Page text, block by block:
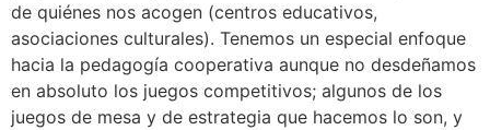
de quiénes nos acogen (centros educativos,
asociaciones culturales). Tenemos un especial enfoque
hacia la pedagogía cooperativa aunque no desdeñamos
en absoluto los juegos competitivos; algunos de los
juegos de mesa y de estrategia que hacemos lo son, y